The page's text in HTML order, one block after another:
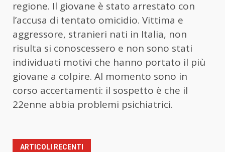
regione. Il giovane è stato arrestato con
l’accusa di tentato omicidio. Vittima e
aggressore, stranieri nati in Italia, non
risulta si conoscessero e non sono stati
individuati motivi che hanno portato il più
giovane a colpire. Al momento sono in
corso accertamenti: il sospetto è che il
22enne abbia problemi psichiatrici.
ARTICOLI RECENTI